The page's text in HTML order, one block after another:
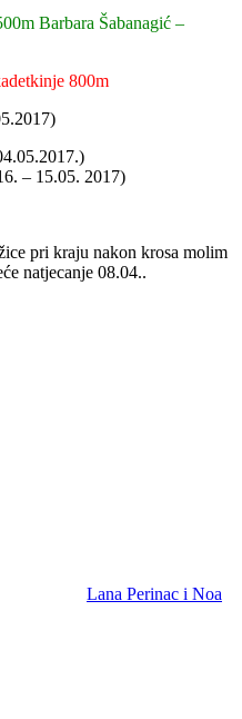
Barbara Šabanagić –
800m
– 15.05. 2017)
pri kraju nakon krosa molim
natjecanje 08.04..
Lana Perinac i Noa